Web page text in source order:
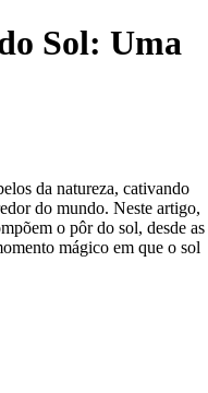
Sol: Uma
da natureza, cativando
do mundo. Neste artigo,
o pôr do sol, desde as
mágico em que o sol